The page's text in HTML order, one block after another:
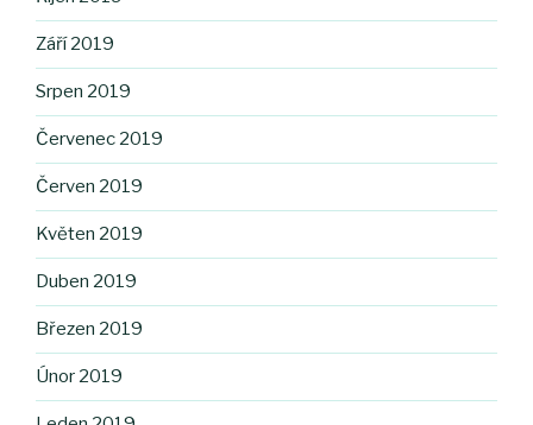
Září 2019
Srpen 2019
Červenec 2019
Červen 2019
Květen 2019
Duben 2019
Březen 2019
Únor 2019